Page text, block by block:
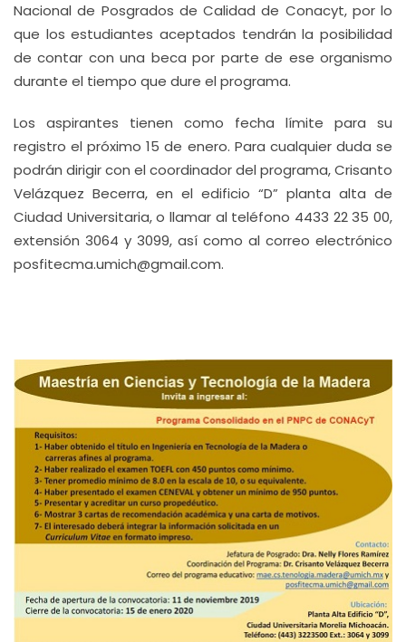
Nacional de Posgrados de Calidad de Conacyt, por lo
que los estudiantes aceptados tendrán la posibilidad
de contar con una beca por parte de ese organismo
durante el tiempo que dure el programa.
Los aspirantes tienen como fecha límite para su
registro el próximo 15 de enero. Para cualquier duda se
podrán dirigir con el coordinador del programa, Crisanto
Velázquez Becerra, en el edificio “D” planta alta de
Ciudad Universitaria, o llamar al teléfono 4433 22 35 00,
extensión 3064 y 3099, así como al correo electrónico
posfitecma.umich@gmail.com.